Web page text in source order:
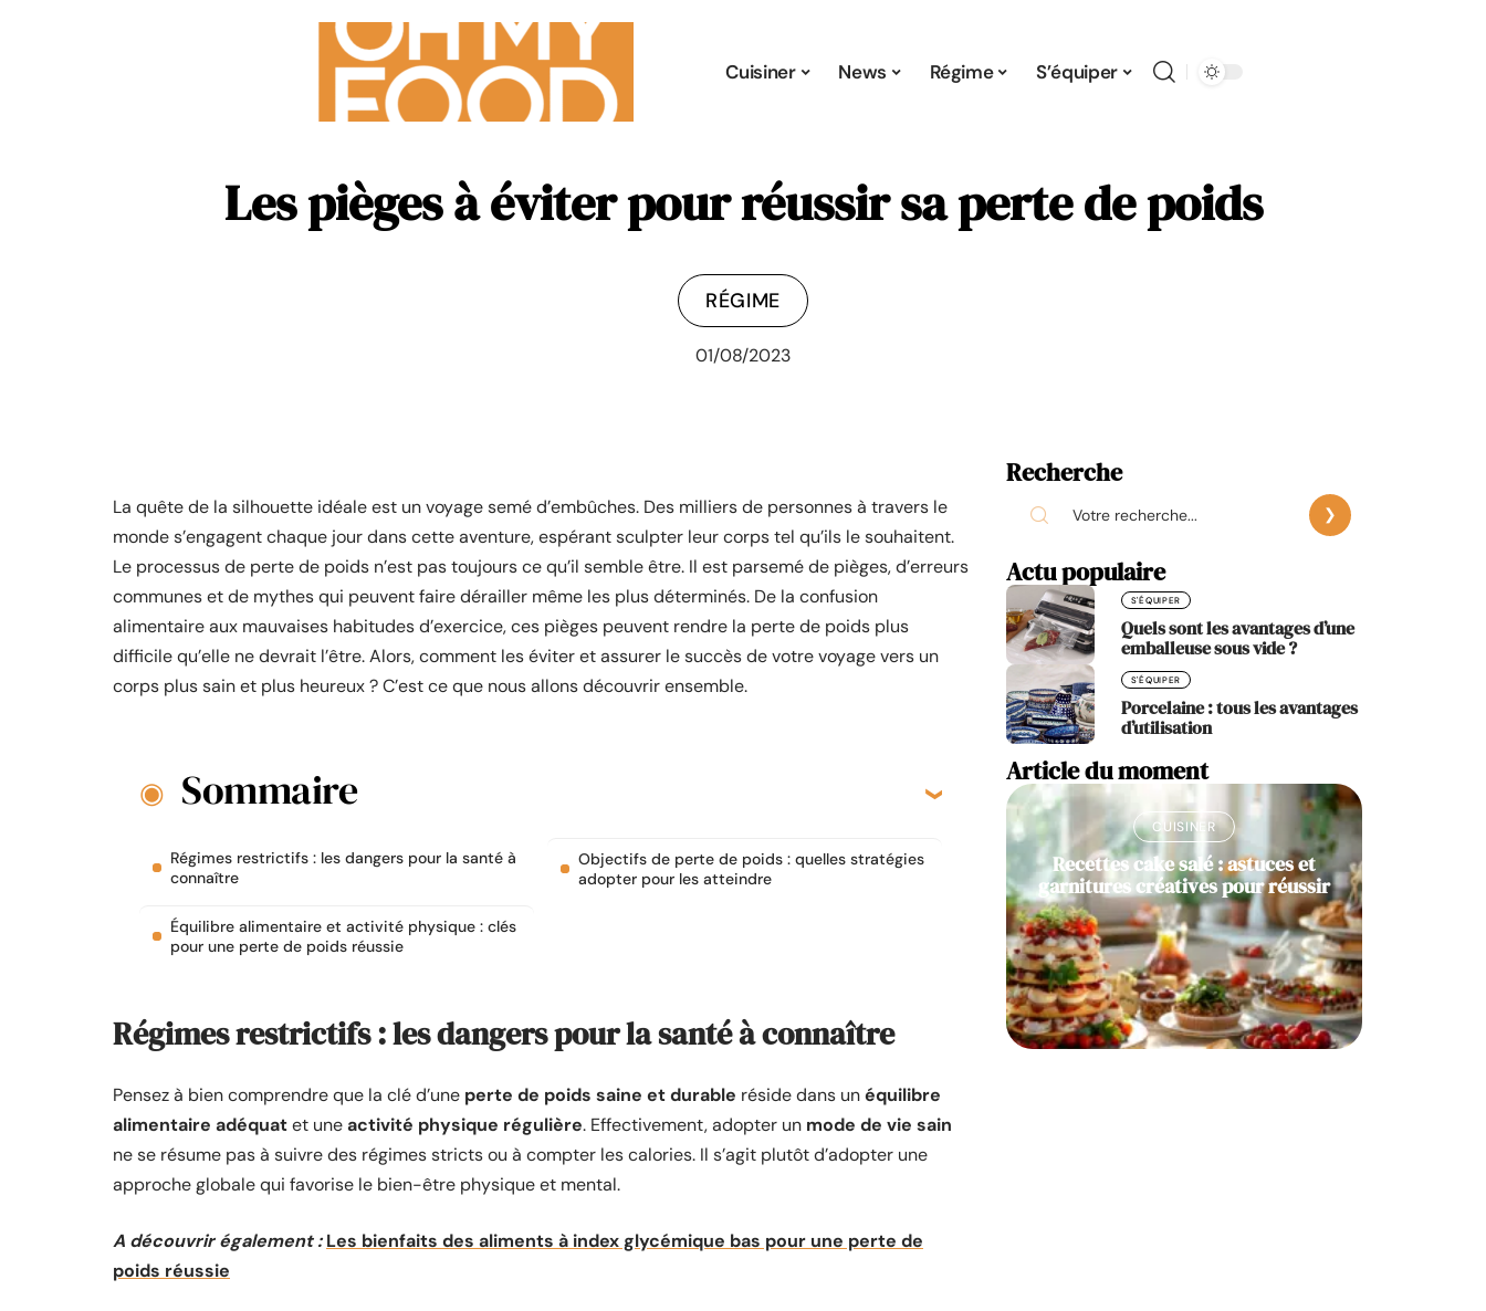
Cuisiner News Régime S’équiper
Les pièges à éviter pour réussir sa perte de poids
RÉGIME
01/08/2023
La quête de la silhouette idéale est un voyage semé d’embûches. Des milliers de personnes à travers le
monde s’engagent chaque jour dans cette aventure, espérant sculpter leur corps tel qu’ils le souhaitent.
Le processus de perte de poids n’est pas toujours ce qu’il semble être. Il est parsemé de pièges, d’erreurs
communes et de mythes qui peuvent faire dérailler même les plus déterminés. De la confusion
alimentaire aux mauvaises habitudes d’exercice, ces pièges peuvent rendre la perte de poids plus
difficile qu’elle ne devrait l’être. Alors, comment les éviter et assurer le succès de votre voyage vers un
corps plus sain et plus heureux ? C’est ce que nous allons découvrir ensemble.
Sommaire
Régimes restrictifs : les dangers pour la santé à
connaître
Équilibre alimentaire et activité physique : clés
pour une perte de poids réussie
Objectifs de perte de poids : quelles stratégies
adopter pour les atteindre
Régimes restrictifs : les dangers pour la santé à connaître
Pensez à bien comprendre que la clé d’une perte de poids saine et durable réside dans unéquilibre
alimentaire adéquatet uneactivité physique régulière. Effectivement, adopter un mode de vie sain
ne se résume pas à suivre des régimes stricts ou à compter les calories. Il s’agit plutôt d’adopter une
approche globale qui favorise le bien-être physique et mental.
A découvrir également : Les bienfaits des aliments à index glycémique bas pour une perte de
poids réussie
Recherche
Actu populaire
S'ÉQUIPER
Quels sont les avantages d’une
emballeuse sous vide ?
S'ÉQUIPER
Porcelaine : tous les avantages
d’utilisation
Article du moment
CUISINER
Recettes cake salé : astuces et
garnitures créatives pour réussir